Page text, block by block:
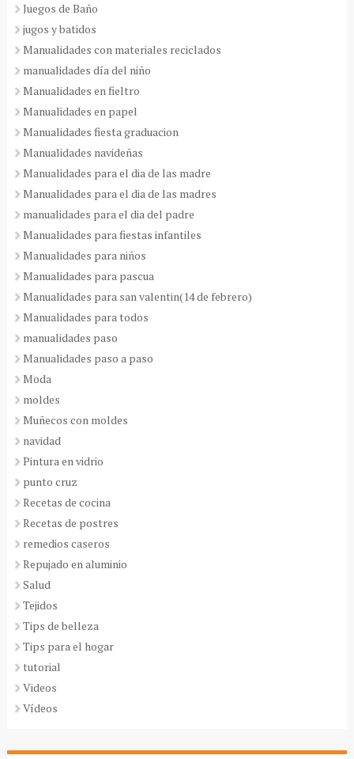
Juegos de Baño
jugos y batidos
Manualidades con materiales reciclados
manualidades día del niño
Manualidades en fieltro
Manualidades en papel
Manualidades fiesta graduacion
Manualidades navideñas
Manualidades para el dia de las madre
Manualidades para el dia de las madres
manualidades para el dia del padre
Manualidades para fiestas infantiles
Manualidades para niños
Manualidades para pascua
Manualidades para san valentin(14 de febrero)
Manualidades para todos
manualidades paso
Manualidades paso a paso
Moda
moldes
Muñecos con moldes
navidad
Pintura en vidrio
punto cruz
Recetas de cocina
Recetas de postres
remedios caseros
Repujado en aluminio
Salud
Tejidos
Tips de belleza
Tips para el hogar
tutorial
Videos
Vídeos